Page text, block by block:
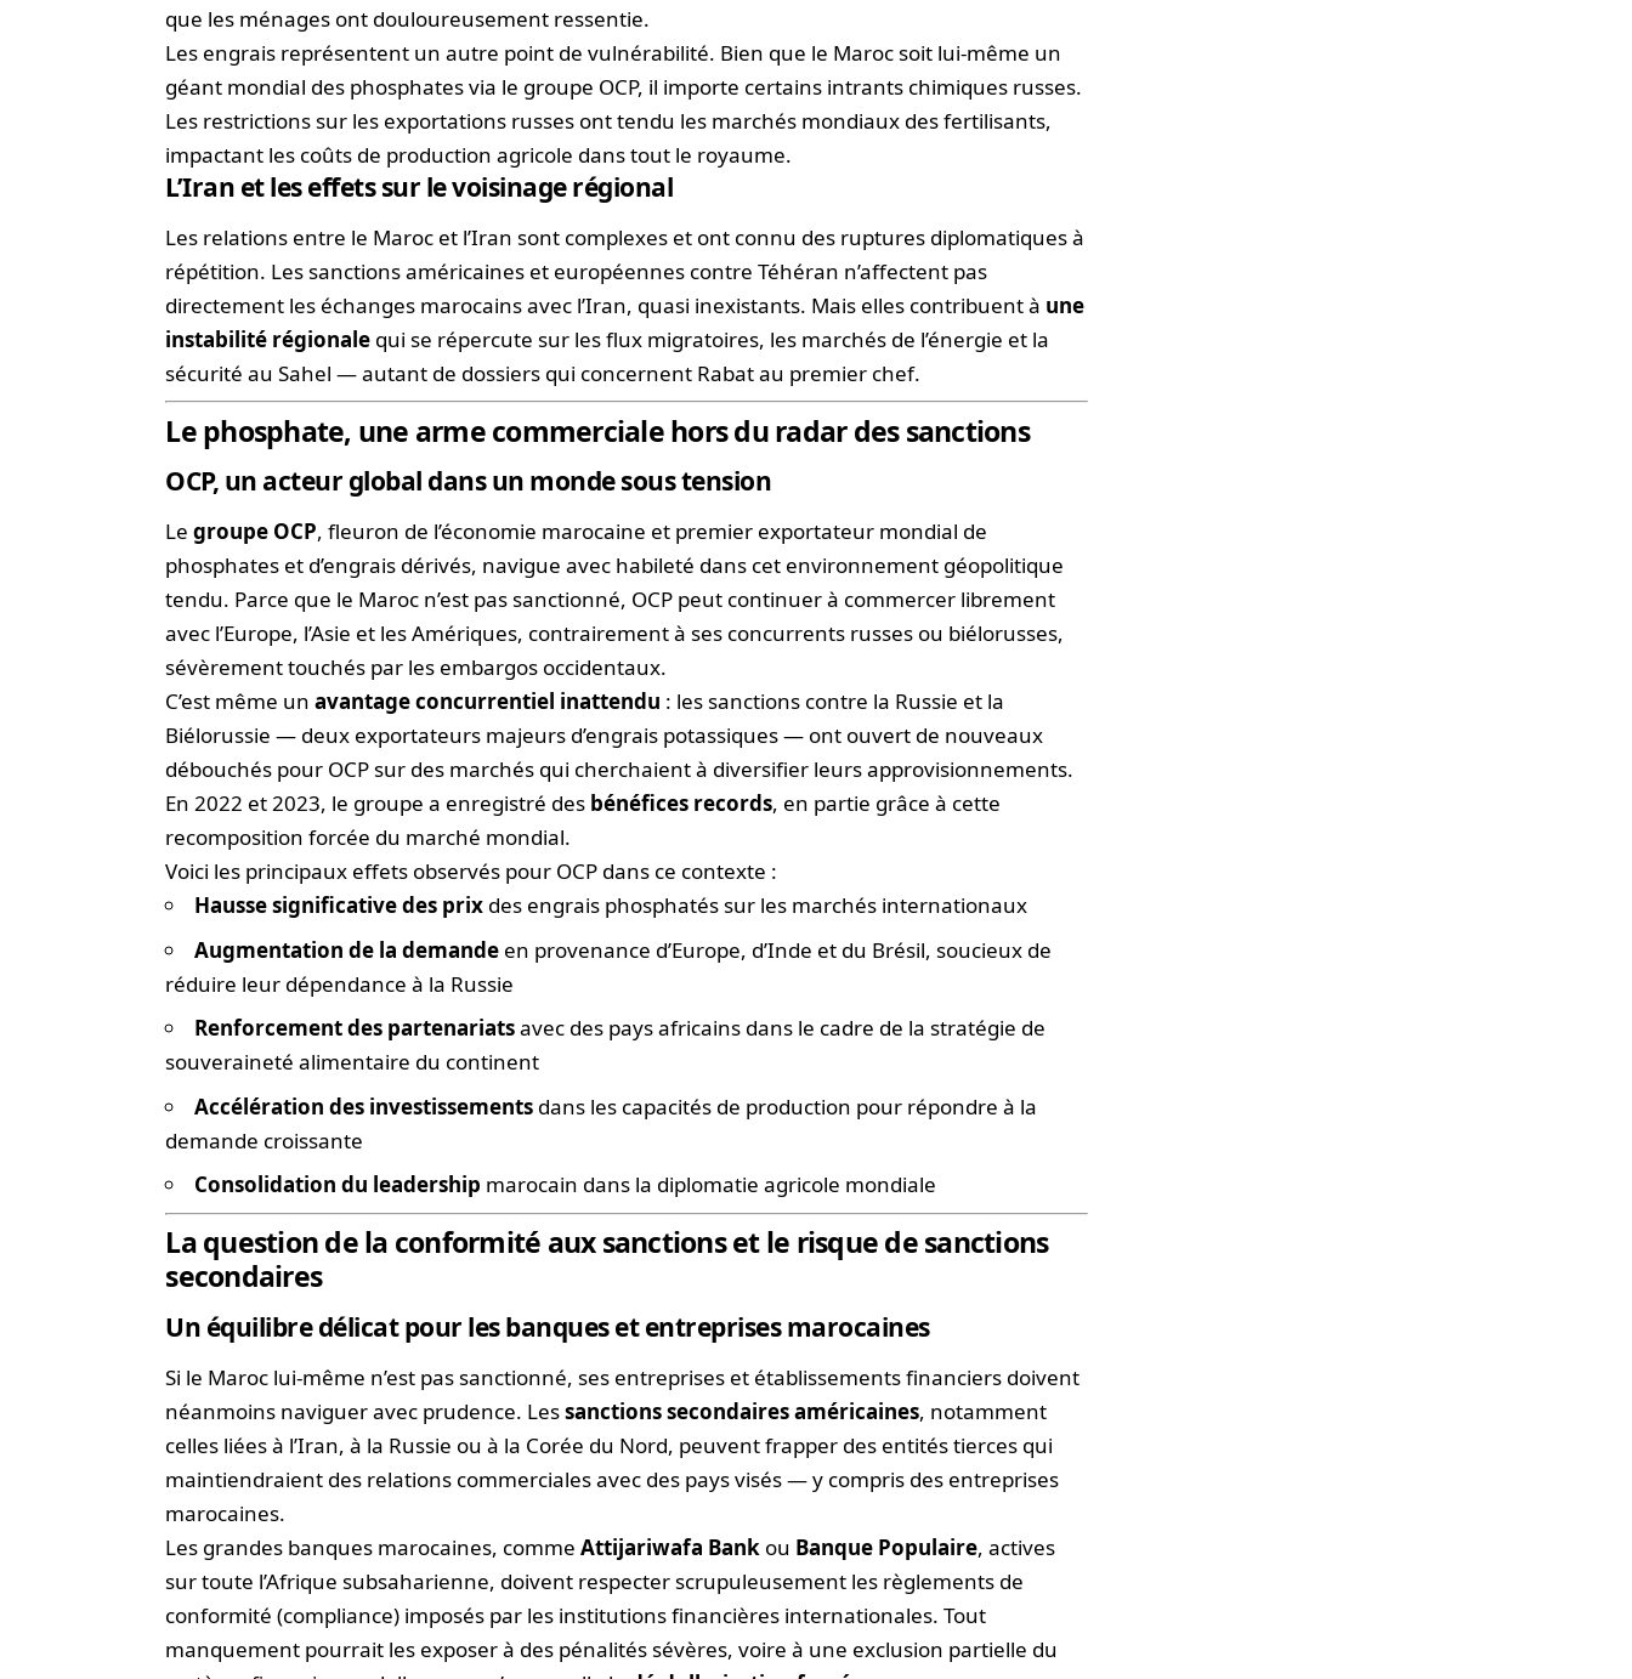
que les ménages ont douloureusement ressentie.
Les engrais représentent un autre point de vulnérabilité. Bien que le Maroc soit lui-même un
géant mondial des phosphates via le groupe OCP, il importe certains intrants chimiques russes.
Les restrictions sur les exportations russes ont tendu les marchés mondiaux des fertilisants,
impactant les coûts de production agricole dans tout le royaume.
L’Iran et les effets sur le voisinage régional
Les relations entre le Maroc et l’Iran sont complexes et ont connu des ruptures diplomatiques à
répétition. Les sanctions américaines et européennes contre Téhéran n’affectent pas
directement les échanges marocains avec l’Iran, quasi inexistants. Mais elles contribuent à une
instabilité régionale qui se répercute sur les flux migratoires, les marchés de l’énergie et la
sécurité au Sahel — autant de dossiers qui concernent Rabat au premier chef.
Le phosphate, une arme commerciale hors du radar des sanctions
OCP, un acteur global dans un monde sous tension
Legroupe OCP, fleuron de l’économie marocaine et premier exportateur mondial de
phosphates et d’engrais dérivés, navigue avec habileté dans cet environnement géopolitique
tendu. Parce que le Maroc n’est pas sanctionné, OCP peut continuer à commercer librement
avec l’Europe, l’Asie et les Amériques, contrairement à ses concurrents russes ou biélorusses,
sévèrement touchés par les embargos occidentaux.
C’est même unavantage concurrentiel inattendu : les sanctions contre la Russie et la
Biélorussie — deux exportateurs majeurs d’engrais potassiques — ont ouvert de nouveaux
débouchés pour OCP sur des marchés qui cherchaient à diversifier leurs approvisionnements.
En 2022 et 2023, le groupe a enregistré des bénéfices records, en partie grâce à cette
recomposition forcée du marché mondial.
Voici les principaux effets observés pour OCP dans ce contexte :
Hausse significative des prix des engrais phosphatés sur les marchés internationaux
Augmentation de la demande en provenance d’Europe, d’Inde et du Brésil, soucieux de
réduire leur dépendance à la Russie
Renforcement des partenariatsavec des pays africains dans le cadre de la stratégie de
souveraineté alimentaire du continent
Accélération des investissements dans les capacités de production pour répondre à la
demande croissante
Consolidation du leadership marocain dans la diplomatie agricole mondiale
La question de la conformité aux sanctions et le risque de sanctions
secondaires
Un équilibre délicat pour les banques et entreprises marocaines
Si le Maroc lui-même n’est pas sanctionné, ses entreprises et établissements financiers doivent
néanmoins naviguer avec prudence. Lessanctions secondaires américaines, notamment
celles liées à l’Iran, à la Russie ou à la Corée du Nord, peuvent frapper des entités tierces qui
maintiendraient des relations commerciales avec des pays visés — y compris des entreprises
marocaines.
Les grandes banques marocaines, commeAttijariwafa Bank ou Banque Populaire, actives
sur toute l’Afrique subsaharienne, doivent respecter scrupuleusement les règlements de
conformité (compliance) imposés par les institutions financières internationales. Tout
manquement pourrait les exposer à des pénalités sévères, voire à une exclusion partielle du